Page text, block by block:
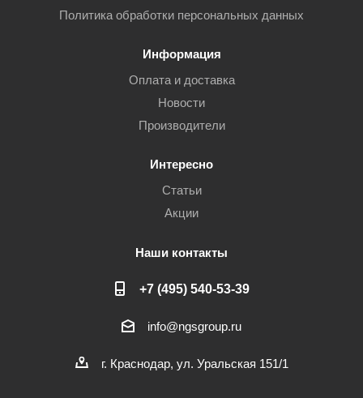
Политика обработки персональных данных
Информация
Оплата и доставка
Новости
Производители
Интересно
Статьи
Акции
Наши контакты
+7 (495) 540-53-39
info@ngsgroup.ru
г. Краснодар, ул. Уральская 151/1